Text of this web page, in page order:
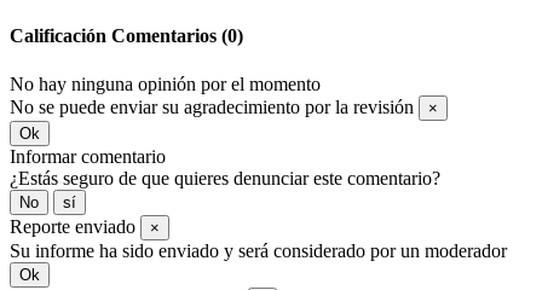
Calificación Comentarios (0)
No hay ninguna opinión por el momento
No se puede enviar su agradecimiento por la revisión
×
Ok
Informar comentario
¿Estás seguro de que quieres denunciar este comentario?
No sí
Reporte enviado ×
Su informe ha sido enviado y será considerado por un moderador
Ok